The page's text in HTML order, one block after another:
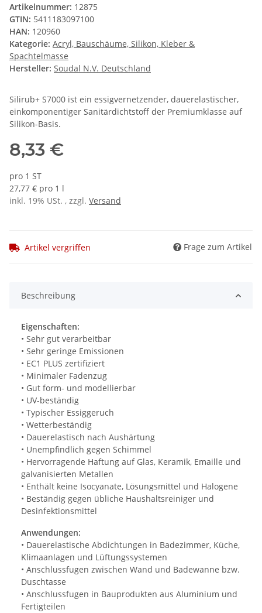
Artikelnummer: 12875
GTIN: 5411183097100
HAN: 120960
Kategorie: Acryl, Bauschäume, Silikon, Kleber &
Spachtelmasse
Hersteller: Soudal N.V. Deutschland
Silirub+ S7000 ist ein essigvernetzender, dauerelastischer,
einkomponentiger Sanitärdichtstoff der Premiumklasse auf
Silikon-Basis.
8,33 €
pro 1 ST
27,77 € pro 1 l
inkl. 19% USt. , zzgl. Versand
Artikel vergriffen Frage zum Artikel
Beschreibung
Eigenschaften:
• Sehr gut verarbeitbar
• Sehr geringe Emissionen
• EC1 PLUS zertifiziert
• Minimaler Fadenzug
• Gut form- und modellierbar
• UV-beständig
• Typischer Essiggeruch
• Wetterbeständig
• Dauerelastisch nach Aushärtung
• Unempfindlich gegen Schimmel
• Hervorragende Haftung auf Glas, Keramik, Emaille und
galvanisierten Metallen
• Enthält keine Isocyanate, Lösungsmittel und Halogene
• Beständig gegen übliche Haushaltsreiniger und
Desinfektionsmittel
Anwendungen:
• Dauerelastische Abdichtungen in Badezimmer, Küche,
Klimaanlagen und Lüftungssystemen
• Anschlussfugen zwischen Wand und Badewanne bzw.
Duschtasse
• Anschlussfugen in Bauprodukten aus Aluminium und
Fertigteilen